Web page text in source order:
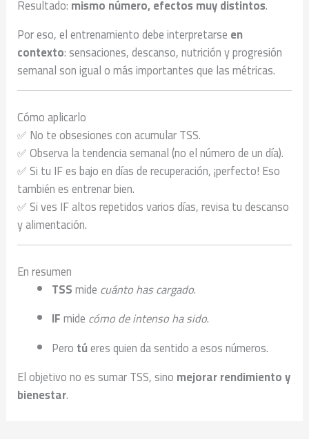
Resultado: mismo número, efectos muy distintos.
Por eso, el entrenamiento debe interpretarse en
contexto: sensaciones, descanso, nutrición y progresión
semanal son igual o más importantes que las métricas.
Cómo aplicarlo
✅ No te obsesiones con acumular TSS.
✅ Observa la tendencia semanal (no el número de un día).
✅ Si tu IF es bajo en días de recuperación, ¡perfecto! Eso
también es entrenar bien.
✅ Si ves IF altos repetidos varios días, revisa tu descanso
y alimentación.
En resumen
TSSmide cuánto has cargado.
IFmide cómo de intenso ha sido.
Pero túeres quien da sentido a esos números.
El objetivo no es sumar TSS, sino mejorar rendimiento y
bienestar.